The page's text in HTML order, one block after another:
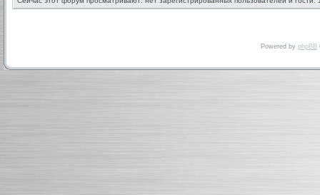
Powered by phpBB